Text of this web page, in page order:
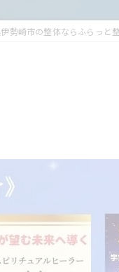
勢崎市の整体ならふらっと